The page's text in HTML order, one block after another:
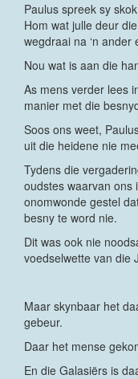
Paulus spreek sy
Hom wat julle deur
wegdraai na ‘n ander
Nou wat is aan die
As mens verder lees
manier met die
Soos ons weet,
uit die heidene nie
Tydens die
oudstes waarvan ons
onomwonde gestel
besny te word nie.
Dit was ook nie
voedselwette van die
Maar skynbaar het
gebeur.
Daar het mense
En die Galasiërs is